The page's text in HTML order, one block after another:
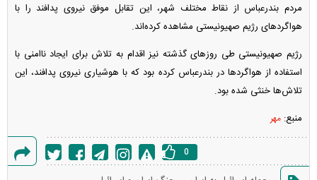
مردم بندرعباس از نقاط مختلف شهر، این تقابل موفق نیروی پدافند را با
هواگرد‌های رژیم صهیونیستی مشاهده کرده‌اند.
رژیم صهیونیستی طی روز‌های گذشته نیز اقدام به تلاش برای ایجاد ناامنی با
استفاده از هواگرد‌ها در بندرعباس کرده بود که با هوشیاری نیروی پدافند، این
تلاش‌ها خنثی شده بود.
منبع: مهر
گزارش
0